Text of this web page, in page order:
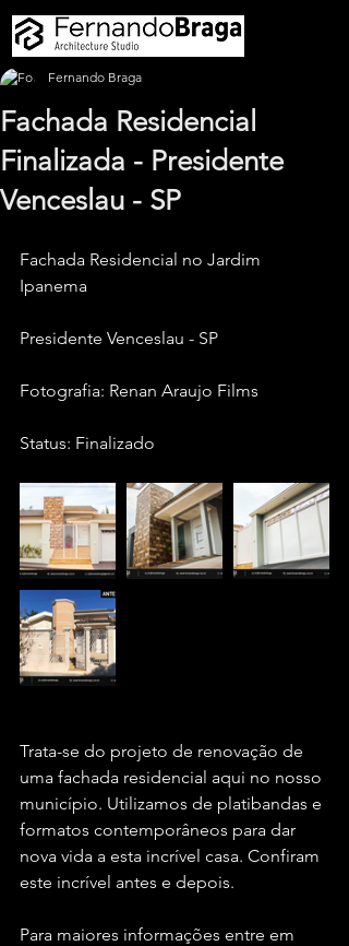
Fachada Residencial
Finalizada - Presidente
Venceslau - SP
Fernando Braga
Fachada Residencial no Jardim
Ipanema
Presidente Venceslau - SP
Fotografia: Renan Araujo Films
Status: Finalizado
Trata-se do projeto de renovação de
uma fachada residencial aqui no nosso
município. Utilizamos de platibandas e
formatos contemporâneos para dar
nova vida a esta incrível casa. Confiram
este incrível antes e depois.
Para maiores informações entre em